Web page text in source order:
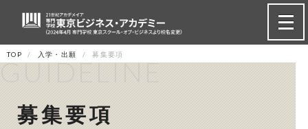
TOP 入学・出願 募集要項
GUIDELINE
募集要項